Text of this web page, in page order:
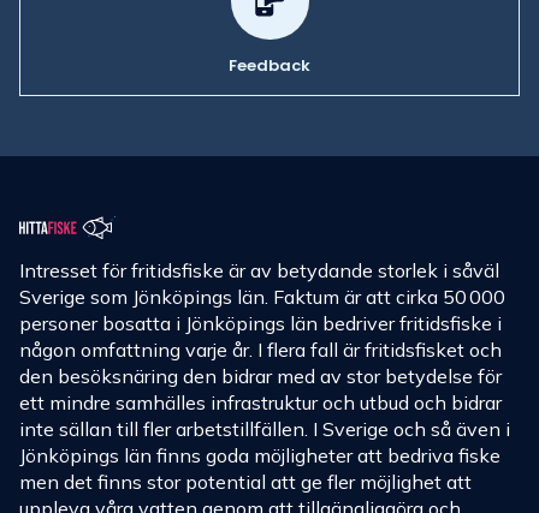
Feedback
Intresset för fritidsfiske är av betydande storlek i såväl
Sverige som Jönköpings län. Faktum är att cirka 50 000
personer bosatta i Jönköpings län bedriver fritidsfiske i
någon omfattning varje år. I flera fall är fritidsfisket och
den besöksnäring den bidrar med av stor betydelse för
ett mindre samhälles infrastruktur och utbud och bidrar
inte sällan till fler arbetstillfällen. I Sverige och så även i
Jönköpings län finns goda möjligheter att bedriva fiske
men det finns stor potential att ge fler möjlighet att